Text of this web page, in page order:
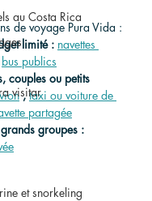
au Costa Rica
visitar
et snorkeling
de voyage Pura Vida :
limité : navettes
bus publics
couples ou petits
, taxi ou voiture de
partagée
groupes :